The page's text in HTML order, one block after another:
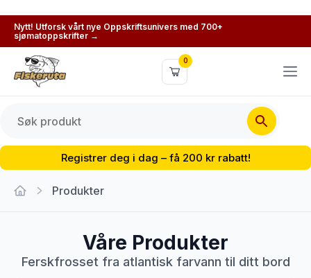
Nytt! Utforsk vårt nye Oppskriftsunivers med 700+
sjømatoppskrifter →
0
Registrer deg i dag – få 200 kr rabatt!
Produkter
Våre Produkter
Ferskfrosset fra atlantisk farvann til ditt bord